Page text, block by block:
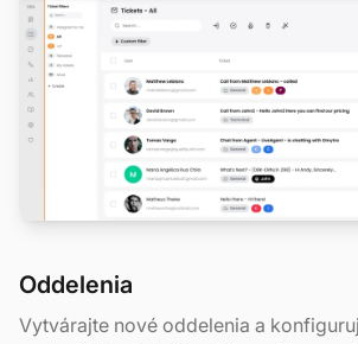
Oddelenia
Vytvárajte nové oddelenia a